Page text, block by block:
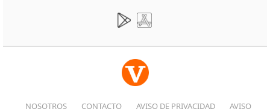
NOSOTROS CONTACTO AVISO DE PRIVACIDAD AVISO